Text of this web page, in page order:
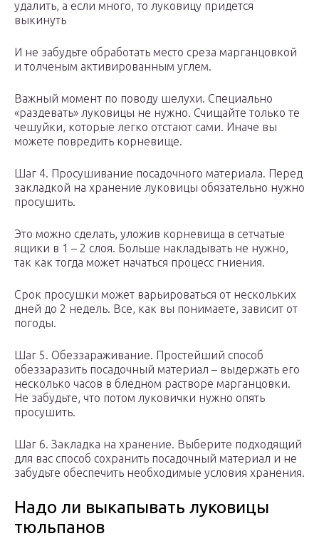
удалить, а если много, то луковицу придется
выкинуть
И не забудьте обработать место среза марганцовкой
и толченым активированным углем.
Важный момент по поводу шелухи. Специально
«раздевать» луковицы не нужно. Счищайте только те
чешуйки, которые легко отстают сами. Иначе вы
можете повредить корневище.
Шаг 4. Просушивание посадочного материала. Перед
закладкой на хранение луковицы обязательно нужно
просушить.
Это можно сделать, уложив корневища в сетчатые
ящики в 1 – 2 слоя. Больше накладывать не нужно,
так как тогда может начаться процесс гниения.
Срок просушки может варьироваться от нескольких
дней до 2 недель. Все, как вы понимаете, зависит от
погоды.
Шаг 5. Обеззараживание. Простейший способ
обеззаразить посадочный материал – выдержать его
несколько часов в бледном растворе марганцовки.
Не забудьте, что потом луковички нужно опять
просушить.
Шаг 6. Закладка на хранение. Выберите подходящий
для вас способ сохранить посадочный материал и не
забудьте обеспечить необходимые условия хранения.
Надо ли выкапывать луковицы
тюльпанов